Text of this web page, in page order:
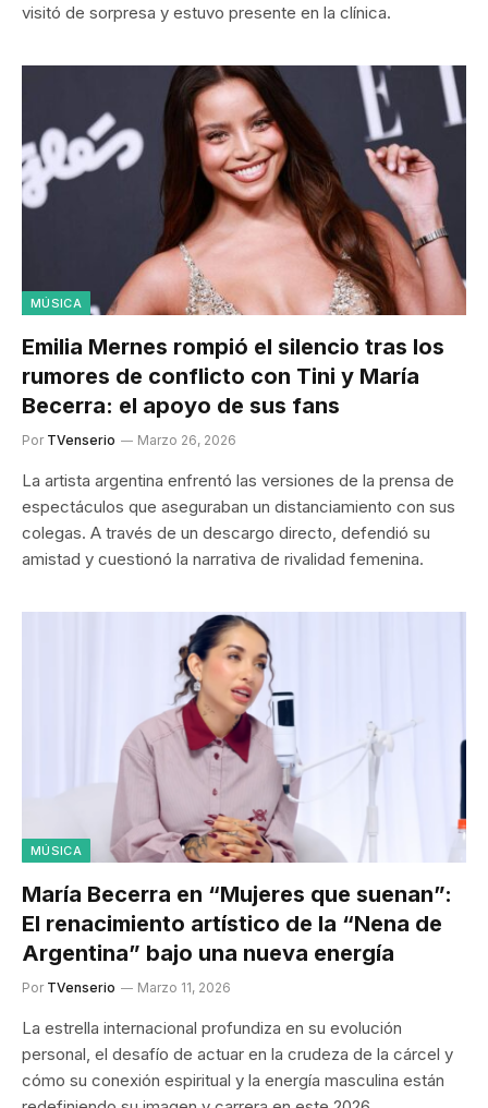
visitó de sorpresa y estuvo presente en la clínica.
MÚSICA
Emilia Mernes rompió el silencio tras los
rumores de conflicto con Tini y María
Becerra: el apoyo de sus fans
Por TVenserio Marzo 26, 2026
La artista argentina enfrentó las versiones de la prensa de
espectáculos que aseguraban un distanciamiento con sus
colegas. A través de un descargo directo, defendió su
amistad y cuestionó la narrativa de rivalidad femenina.
MÚSICA
María Becerra en “Mujeres que suenan”:
El renacimiento artístico de la “Nena de
Argentina” bajo una nueva energía
Por TVenserio Marzo 11, 2026
La estrella internacional profundiza en su evolución
personal, el desafío de actuar en la crudeza de la cárcel y
cómo su conexión espiritual y la energía masculina están